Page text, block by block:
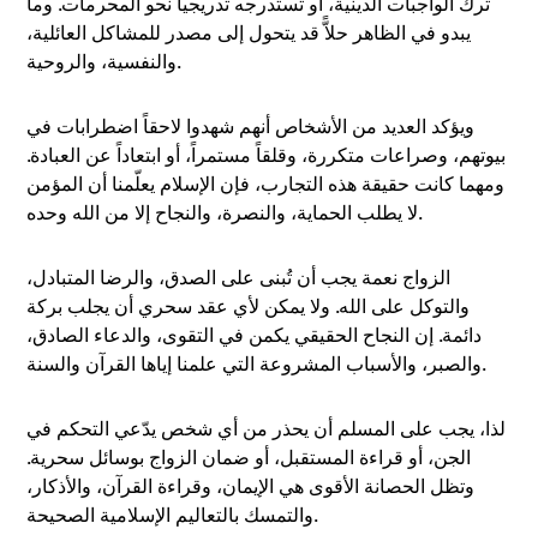
يبدو في الظاهر حلاًّ قد يتحول إلى مصدر للمشاكل العائلية،
والنفسية، والروحية.
ويؤكد العديد من الأشخاص أنهم شهدوا لاحقاً اضطرابات في
بيوتهم، وصراعات متكررة، وقلقاً مستمراً، أو ابتعاداً عن العبادة.
ومهما كانت حقيقة هذه التجارب، فإن الإسلام يعلّمنا أن المؤمن
لا يطلب الحماية، والنصرة، والنجاح إلا من الله وحده.
الزواج نعمة يجب أن تُبنى على الصدق، والرضا المتبادل،
والتوكل على الله. ولا يمكن لأي عقد سحري أن يجلب بركة
دائمة. إن النجاح الحقيقي يكمن في التقوى، والدعاء الصادق،
والصبر، والأسباب المشروعة التي علمنا إياها القرآن والسنة.
لذا، يجب على المسلم أن يحذر من أي شخص يدّعي التحكم في
الجن، أو قراءة المستقبل، أو ضمان الزواج بوسائل سحرية.
وتظل الحصانة الأقوى هي الإيمان، وقراءة القرآن، والأذكار،
والتمسك بالتعاليم الإسلامية الصحيحة.